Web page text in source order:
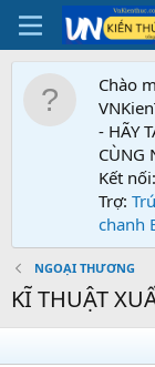
Chào
- HÃY
CÙNG
Kết nối:
Trợ:
chanh
NGOẠI THƯƠNG
KĨ THUẬT